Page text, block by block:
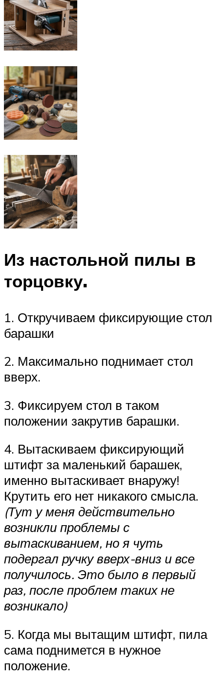
Из настольной пилы в
торцовку.
1. Откручиваем фиксирующие стол
барашки
2. Максимально поднимает стол
вверх.
3. Фиксируем стол в таком
положении закрутив барашки.
4. Вытаскиваем фиксирующий
штифт за маленький барашек,
именно вытаскивает внаружу!
Крутить его нет никакого смысла.
(Тут у меня действительно
возникли проблемы с
вытаскиванием, но я чуть
подергал ручку вверх-вниз и все
получилось. Это было в первый
раз, после проблем таких не
возникало)
5. Когда мы вытащим штифт, пила
сама поднимется в нужное
положение.